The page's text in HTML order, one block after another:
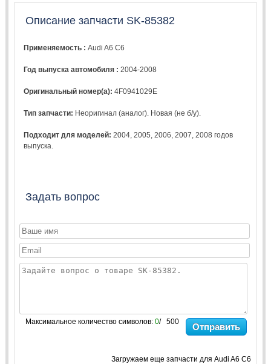
Описание запчасти SK-85382
Применяемость :Audi A6 C6
Год выпуска автомобиля :2004-2008
Оригинальный номер(а):4F0941029E
Тип запчасти: Неоригинал (аналог). Новая (не б/у).
Подходит для моделей: 2004 ,2005 ,2006 ,2007 ,2008 годов
выпуска.
Задать вопрос
Максимальное количество символов: 0/ 500 Отправить
Загружаем еще запчасти для Audi A6 C6